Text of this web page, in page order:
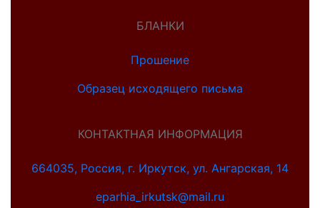
БЛАНКИ
Прошение
Образец исходящего письма
КОНТАКТНАЯ ИНФОРМАЦИЯ
664035, Россия, г. Иркутск, ул. Ангарская, 14
eparhia_irkutsk@mail.ru